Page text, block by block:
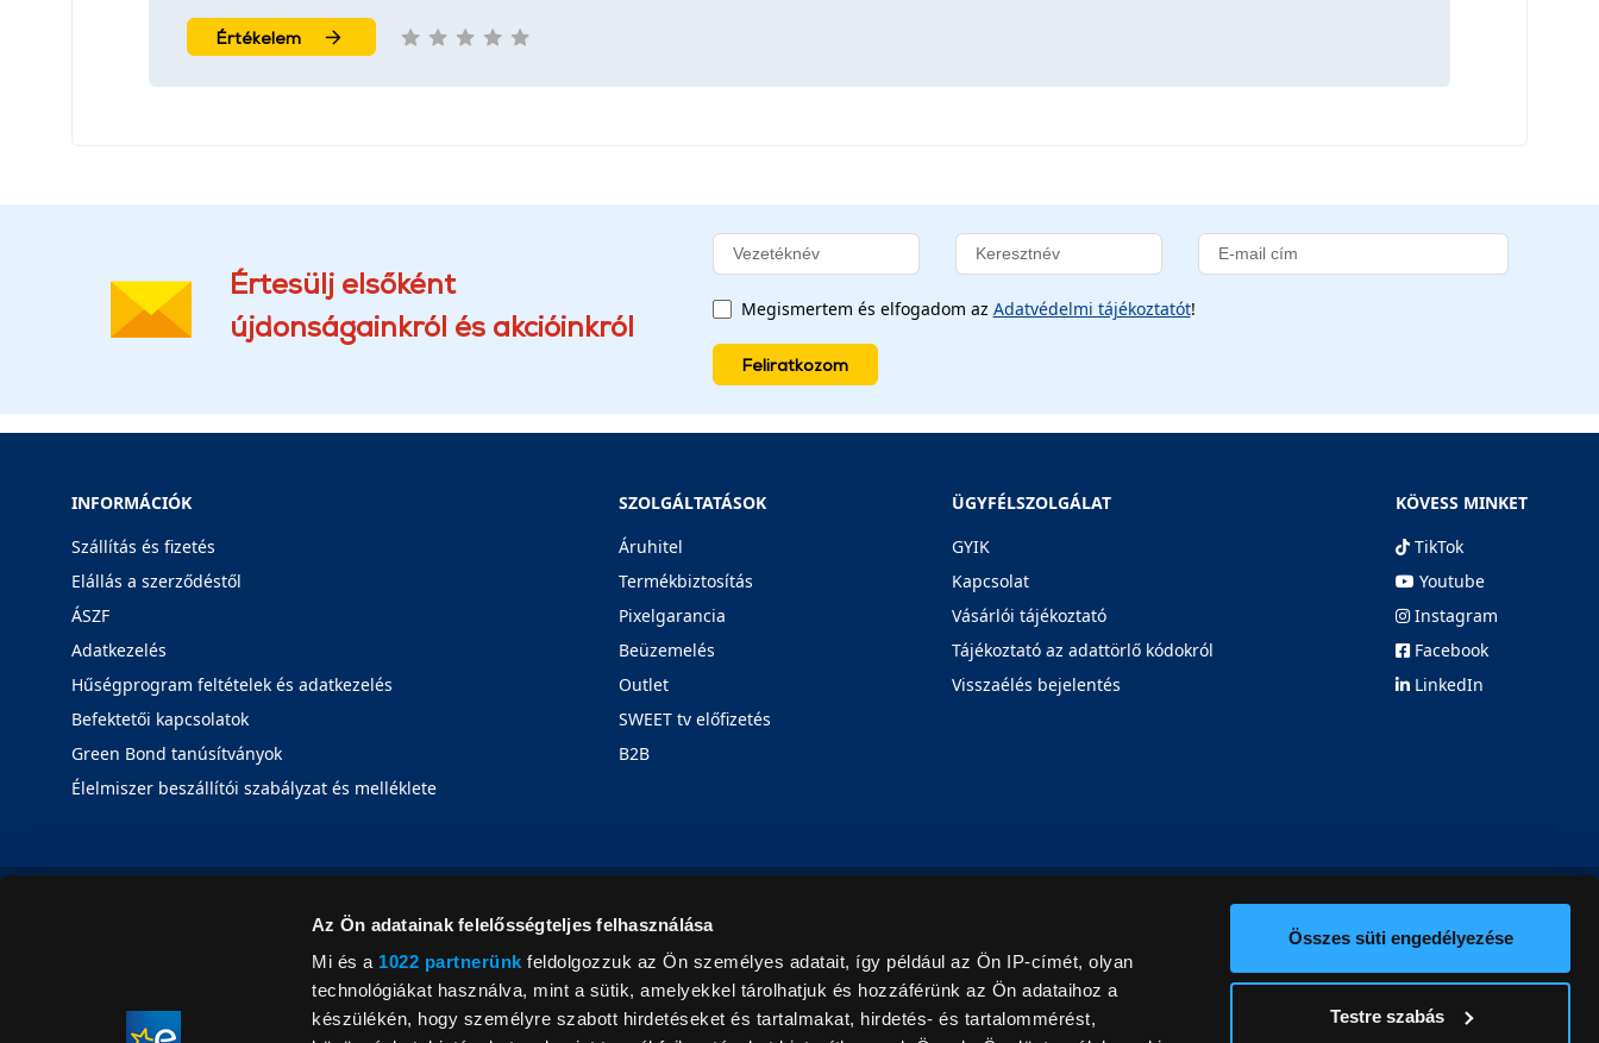
Az Ön adatainak felelősségteljes felhasználása
Mi és a 1022 partnerünk feldolgozzuk az Ön személyes adatait, így például az Ön IP-címét, olyan
technológiákat használva, mint a sütik, amelyekkel tárolhatjuk és hozzáférünk az Ön adataihoz a
készülékén, hogy személyre szabott hirdetéseket és tartalmakat, hirdetés- és tartalommérést,
Összes süti engedélyezése
Testre szabás
Értékelem
Értesülj elsőként
újdonságainkról és akcióinkról
Megismertem és elfogadom az Adatvédelmi tájékoztatót!
Feliratkozom
INFORMÁCIÓK
Szállítás és fizetés
Elállás a szerződéstől
ÁSZF
Adatkezelés
Hűségprogram feltételek és adatkezelés
Befektetői kapcsolatok
Green Bond tanúsítványok
Élelmiszer beszállítói szabályzat és melléklete
SZOLGÁLTATÁSOK
Áruhitel
Termékbiztosítás
Pixelgarancia
Beüzemelés
Outlet
SWEET tv előfizetés
B2B
ÜGYFÉLSZOLGÁLAT
GYIK
Kapcsolat
Vásárlói tájékoztató
Tájékoztató az adattörlő kódokról
Visszaélés bejelentés
KÖVESS MINKET
TikTok
Youtube
Instagram
Facebook
LinkedIn